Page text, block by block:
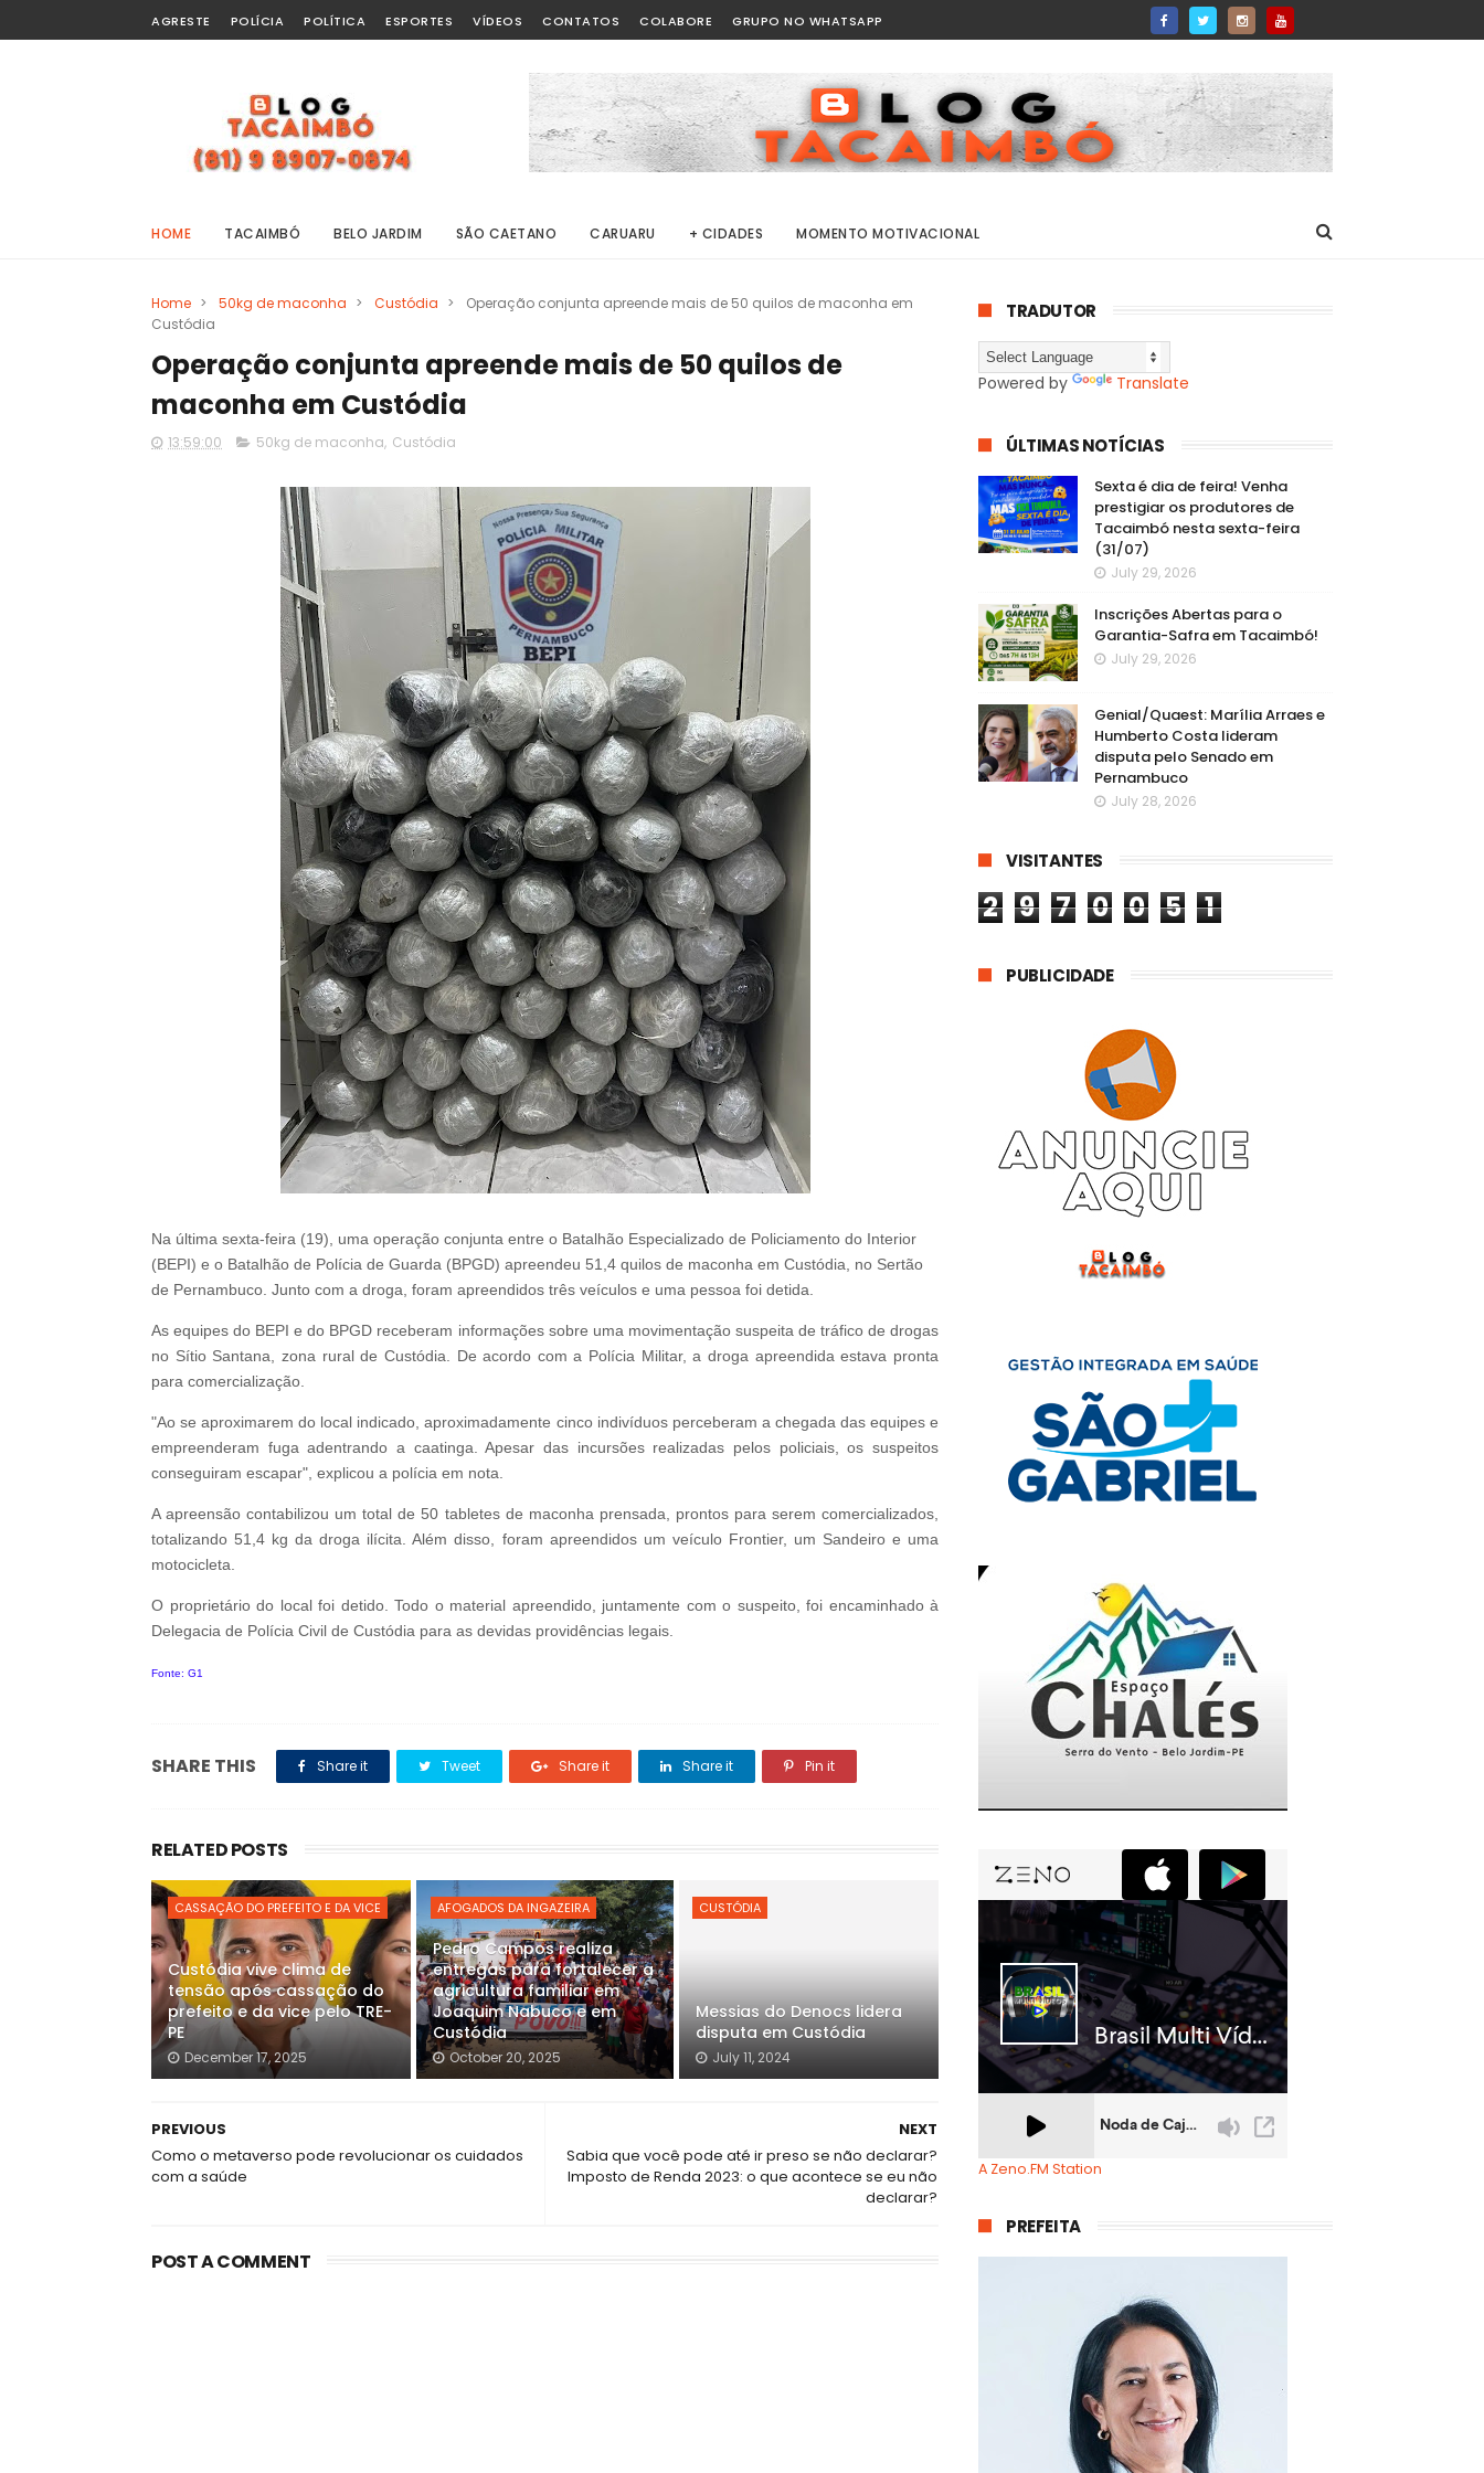
AGRESTE POLÍCIA POLÍTICA ESPORTES VÍDEOS CONTATOS COLABORE GRUPO NO WHATSAPP
HOME TACAIMBÓ BELO JARDIM SÃO CAETANO CARUARU + CIDADES MOMENTO MOTIVACIONAL
Home > 50kg de maconha > Custódia >
Operação conjunta apreende mais de 50 quilos de maconha em
Custódia
Operação conjunta apreende mais de 50 quilos de
maconha em Custódia
13:59:00 50kg de maconha, Custódia
Na última sexta-feira (19), uma operação conjunta entre o Batalhão Especializado de Policiamento do Interior
(BEPI) e o Batalhão de Polícia de Guarda (BPGD) apreendeu 51,4 quilos de maconha em Custódia, no Sertão
de Pernambuco. Junto com a droga, foram apreendidos três veículos e uma pessoa foi detida.
As equipes do BEPI e do BPGD receberam informações sobre uma movimentação suspeita de tráfico de drogas
no Sítio Santana, zona rural de Custódia. De acordo com a Polícia Militar, a droga apreendida estava pronta
para comercialização.
"Ao se aproximarem do local indicado, aproximadamente cinco indivíduos perceberam a chegada das equipes e
empreenderam fuga adentrando a caatinga. Apesar das incursões realizadas pelos policiais, os suspeitos
conseguiram escapar", explicou a polícia em nota.
A apreensão contabilizou um total de 50 tabletes de maconha prensada, prontos para serem comercializados,
totalizando 51,4 kg da droga ilícita. Além disso, foram apreendidos um veículo Frontier, um Sandeiro e uma
motocicleta.
O proprietário do local foi detido. Todo o material apreendido, juntamente com o suspeito, foi encaminhado à
Delegacia de Polícia Civil de Custódia para as devidas providências legais.
Fonte: G1
SHARE THIS Share it Tweet Share it Share it Pin it
RELATED POSTS
CASSAÇÃO DO PREFEITO E DA VICE
Custódia vive clima de
tensão após cassação do
prefeito e da vice pelo TRE-
PE
December 17, 2025
AFOGADOS DA INGAZEIRA
Pedro Campos realiza
entregas para fortalecer a
agricultura familiar em
Joaquim Nabuco e em
Custódia
October 20, 2025
CUSTÓDIA
Messias do Denocs lidera
disputa em Custódia
July 11, 2024
NEXT
Sabia que você pode até ir preso se não declarar?
Imposto de Renda 2023: o que acontece se eu não
declarar?
PREVIOUS
Como o metaverso pode revolucionar os cuidados
com a saúde
POST A COMMENT
TRADUTOR
Powered by Translate
ÚLTIMAS NOTÍCIAS
Sexta é dia de feira! Venha
prestigiar os produtores de
Tacaimbó nesta sexta-feira
(31/07)
July 29, 2026
Inscrições Abertas para o
Garantia-Safra em Tacaimbó!
July 29, 2026
Genial/Quaest: Marília Arraes e
Humberto Costa lideram
disputa pelo Senado em
Pernambuco
July 28, 2026
VISITANTES
2 9 7 0 0 5 1
PUBLICIDADE
A Zeno.FM Station
PREFEITA